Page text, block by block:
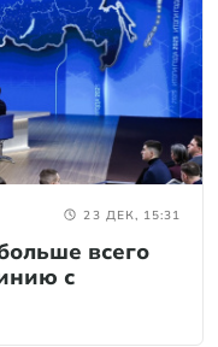
23 ДЕК, 15:31
всего
с